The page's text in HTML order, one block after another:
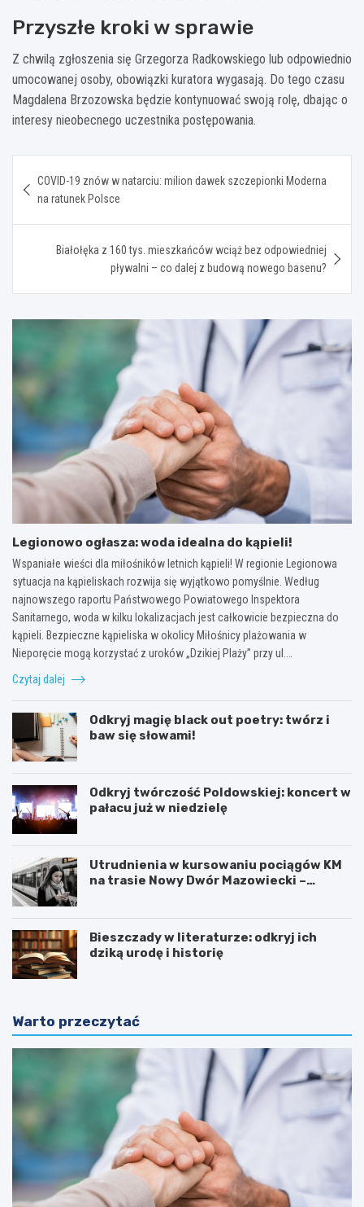
Przyszłe kroki w sprawie
Z chwilą zgłoszenia się Grzegorza Radkowskiego lub odpowiednio
umocowanej osoby, obowiązki kuratora wygasają. Do tego czasu
Magdalena Brzozowska będzie kontynuować swoją rolę, dbając o
interesy nieobecnego uczestnika postępowania.
wpisu
COVID-19 znów w natarciu: milion dawek szczepionki Moderna
na ratunek Polsce
Białołęka z 160 tys. mieszkańców wciąż bez odpowiedniej
pływalni – co dalej z budową nowego basenu?
Legionowo ogłasza: woda idealna do kąpieli!
Wspaniałe wieści dla miłośników letnich kąpieli! W regionie Legionowa
sytuacja na kąpieliskach rozwija się wyjątkowo pomyślnie. Według
najnowszego raportu Państwowego Powiatowego Inspektora
Sanitarnego, woda w kilku lokalizacjach jest całkowicie bezpieczna do
kąpieli. Bezpieczne kąpieliska w okolicy Miłośnicy plażowania w
Nieporęcie mogą korzystać z uroków „Dzikiej Plaży” przy ul.…
Czytaj dalej
Odkryj magię black out poetry: twórz i
baw się słowami!
Odkryj twórczość Poldowskiej: koncert w
pałacu już w niedzielę
Utrudnienia w kursowaniu pociągów KM
na trasie Nowy Dwór Mazowiecki –
Bieszczady w literaturze: odkryj ich
dziką urodę i historię
Warto przeczytać